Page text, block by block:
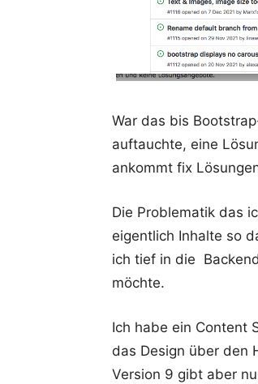
War das bis
auftauchte, eine
ankommt fix
Die Problematik das
eigentlich Inhalte so
ich tief in die
möchte.
Ich habe ein Content
das Design über den
Version 9 gibt aber